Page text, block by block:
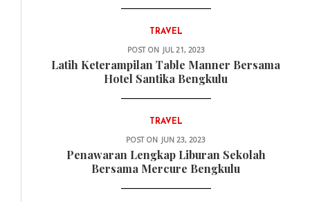
TRAVEL
POST ON JUL 21, 2023
Latih Keterampilan Table Manner Bersama
Hotel Santika Bengkulu
TRAVEL
POST ON JUN 23, 2023
Penawaran Lengkap Liburan Sekolah
Bersama Mercure Bengkulu